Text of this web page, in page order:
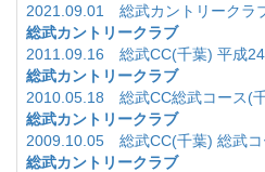
2021.09.01 総武カントリークラ
総武カントリークラブ
2011.09.16 総武CC(千葉) 平成
総武カントリークラブ
2010.05.18 総武CC総武コース(
総武カントリークラブ
2009.10.05 総武CC(千葉) 総武コ
総武カントリークラブ